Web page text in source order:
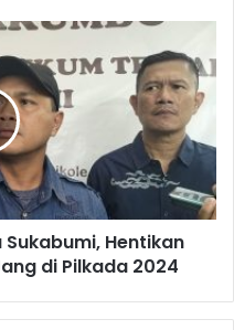
Hentikan
di Pilkada 2024